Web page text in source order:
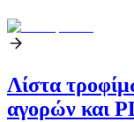
Λίστα
αγορών και